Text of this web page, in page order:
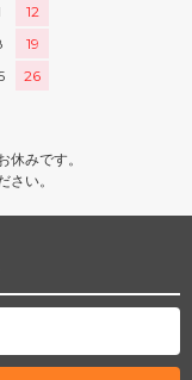
12
19
26
みです。
い。